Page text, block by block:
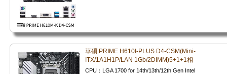
華碩 PRIME H610I-PLUS D4-CSM(Mini-
ITX/1A1H1P/LAN 1Gb/2DIMM)5+1+1相
CPU：LGA 1700 for 14th/13th/12th Gen Intel